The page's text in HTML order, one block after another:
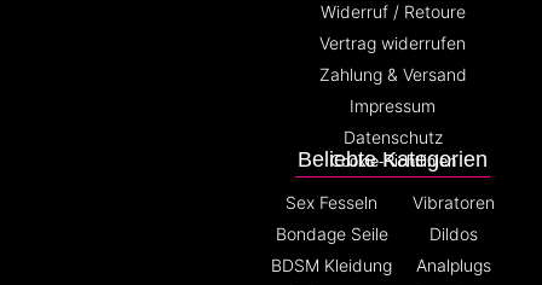
Beliebte Kategorien
Sex Fesseln
Bondage Seile
BDSM Kleidung
Vibratoren
Dildos
Analplugs
Widerruf / Retoure
Vertrag widerrufen
Zahlung & Versand
Impressum
Datenschutz
Cookie-Richtlinien